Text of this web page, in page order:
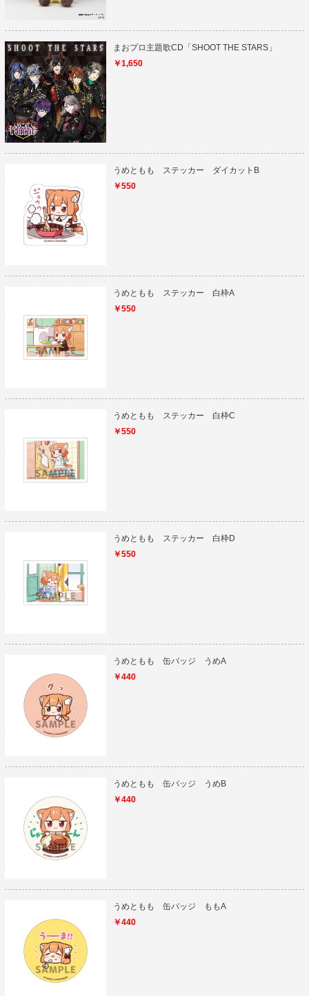
まおプロ主題歌CD「SHOOT THE STARS」
￥1,650
うめともも ステッカー ダイカットB
￥550
うめともも ステッカー 白枠A
￥550
うめともも ステッカー 白枠C
￥550
うめともも ステッカー 白枠D
￥550
うめともも 缶バッジ うめA
￥440
うめともも 缶バッジ うめB
￥440
うめともも 缶バッジ ももA
￥440